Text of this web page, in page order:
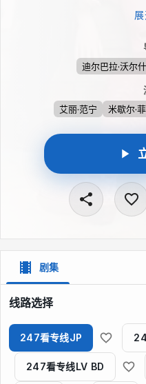
她却开始怀疑，网络名气是否
同
迪尔巴拉·沃尔什
艾丽·范宁 米歇尔·
剧集
线路选择
247看专线JP
247看专线LV BD